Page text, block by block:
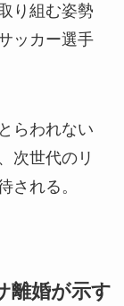
り組む姿勢
ッカー選手
らわれない
次世代のリ
される。
離婚が示す